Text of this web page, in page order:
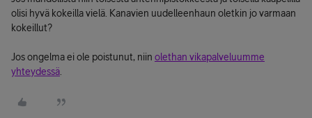
olisi hyvä kokeilla vielä. Kanavien uudelleenhaun oletkin jo varmaan
kokeillut?
Jos ongelma ei ole poistunut, niin olethan vikapalveluumme
yhteydessä